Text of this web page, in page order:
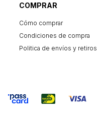
COMPRAR
Cómo comprar
Condiciones de compra
Politica de envíos y retiros